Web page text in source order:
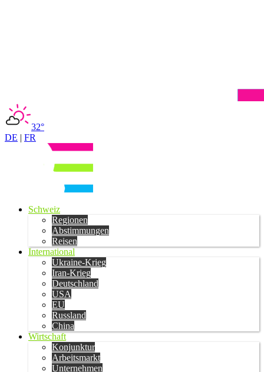
32°
DE | FR
Schweiz
Regionen
Abstimmungen
Reisen
International
Ukraine-Krieg
Iran-Krieg
Deutschland
USA
EU
Russland
China
Wirtschaft
Konjunktur
Arbeitsmarkt
Unternehmen